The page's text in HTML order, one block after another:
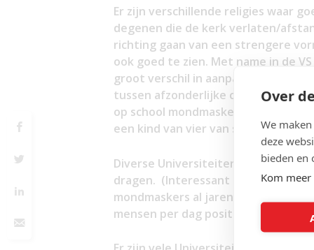
Over
We
deze
bieden en
Kom
Er zijn verschillende religies waar
degenen die de kerk verlaten/
richting gaan van een strengere
ook goed te zien. Met name in de
groot verschil in aanpak was/is
tussen afzonderlijke counties. Zo
op school mondmaskers moeten
een kind van vier van school
Diverse Universiteiten in Californië
dragen. (Interessant in dit verband
mondmaskers al jarenlang
mensen per dag positief worden